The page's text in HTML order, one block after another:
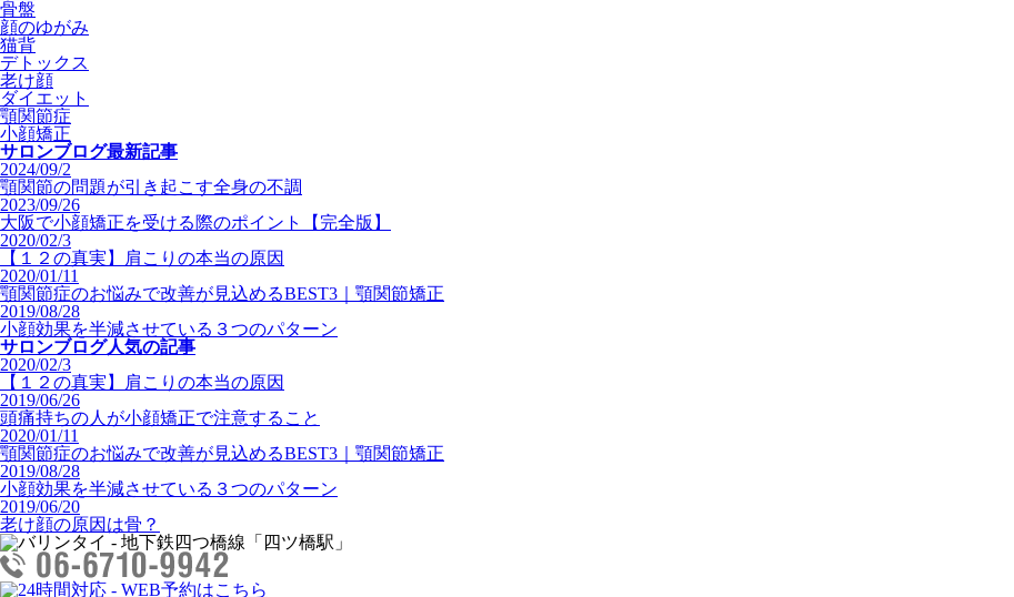
骨盤
顔のゆがみ
猫背
デトックス
老け顔
ダイエット
顎関節症
小顔矯正
サロンブログ最新記事
2024/09/2
顎関節の問題が引き起こす全身の不調
2023/09/26
大阪で小顔矯正を受ける際のポイント【完全版】
2020/02/3
【１２の真実】肩こりの本当の原因
2020/01/11
顎関節症のお悩みで改善が見込めるBEST3｜顎関節矯正
2019/08/28
小顔効果を半減させている３つのパターン
サロンブログ人気の記事
2020/02/3
【１２の真実】肩こりの本当の原因
2019/06/26
頭痛持ちの人が小顔矯正で注意すること
2020/01/11
顎関節症のお悩みで改善が見込めるBEST3｜顎関節矯正
2019/08/28
小顔効果を半減させている３つのパターン
2019/06/20
老け顔の原因は骨？